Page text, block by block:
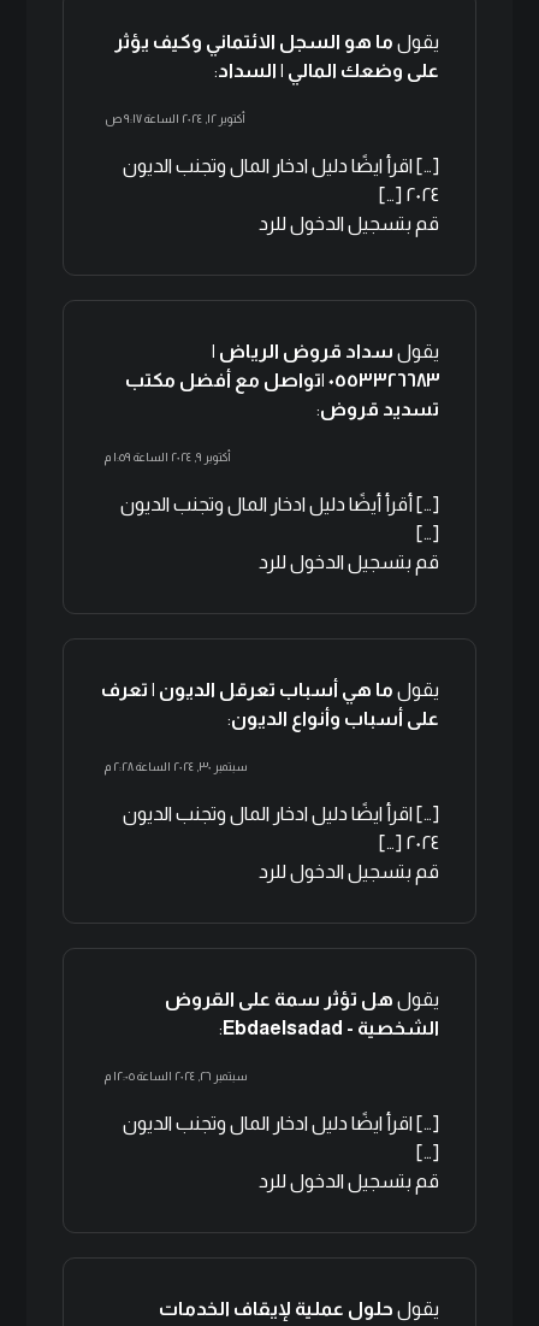
يقول ما هو السجل الائتماني وكيف يؤثر
على وضعك المالي | السداد:
أكتوبر ١٢, ٢٠٢٤ الساعة ٩:١٧ ص
[…] اقرأ ايضًا دليل ادخار المال وتجنب الديون
٢٠٢٤ […]
قم بتسجيل الدخول للرد
يقول سداد قروض الرياض |
٠٥٥٣٣٢٦٦٨٣ |تواصل مع أفضل مكتب
تسديد قروض:
أكتوبر ٩, ٢٠٢٤ الساعة ١:٥٩ م
[…] أقرأ أيضًا دليل ادخار المال وتجنب الديون
[…]
قم بتسجيل الدخول للرد
يقول ما هي أسباب تعرقل الديون | تعرف
على أسباب وأنواع الديون:
سبتمبر ٣٠, ٢٠٢٤ الساعة ٢:٢٨ م
[…] اقرأ ايضًا دليل ادخار المال وتجنب الديون
٢٠٢٤ […]
قم بتسجيل الدخول للرد
يقول هل تؤثر سمة على القروض
الشخصية - Ebdaelsadad
:
سبتمبر ٢٦, ٢٠٢٤ الساعة ١٢:٠٥ م
[…] اقرأ ايضًا دليل ادخار المال وتجنب الديون
[…]
قم بتسجيل الدخول للرد
يقول حلول عملية لإيقاف الخدمات